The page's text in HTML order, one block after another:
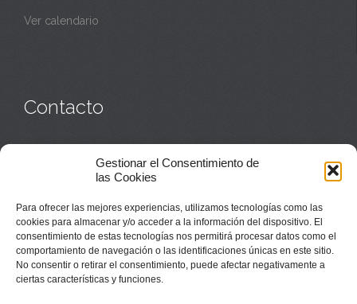
Gestionar el Consentimiento de
las Cookies
Para ofrecer las mejores experiencias, utilizamos tecnologías como las
cookies para almacenar y/o acceder a la información del dispositivo. El
consentimiento de estas tecnologías nos permitirá procesar datos como el
comportamiento de navegación o las identificaciones únicas en este sitio.
No consentir o retirar el consentimiento, puede afectar negativamente a
ciertas características y funciones.
Ver calendario
Contacto
Casa de acogida:609 423 521o949 835 058
Parroquia y sacerdotes:949 835 111
Monasterio:monasterio@buenafuente.org
Información:informacion@buenafuente.org
Casa de acogida:
acogida@buenafuente.org
Ángel Moreno:angel@buenafuente.org